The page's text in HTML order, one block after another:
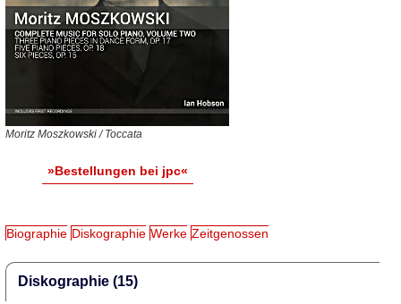
Moritz Moszkowski / Toccata
»Bestellungen bei jpc«
Biographie Diskographie Werke Zeitgenossen
Diskographie (15)